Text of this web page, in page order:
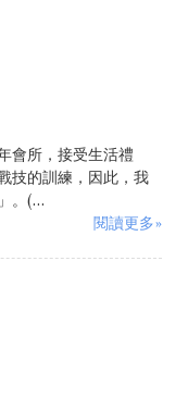
會所，接受生活禮
技的訓練，因此，我
。(...
閱讀更多»